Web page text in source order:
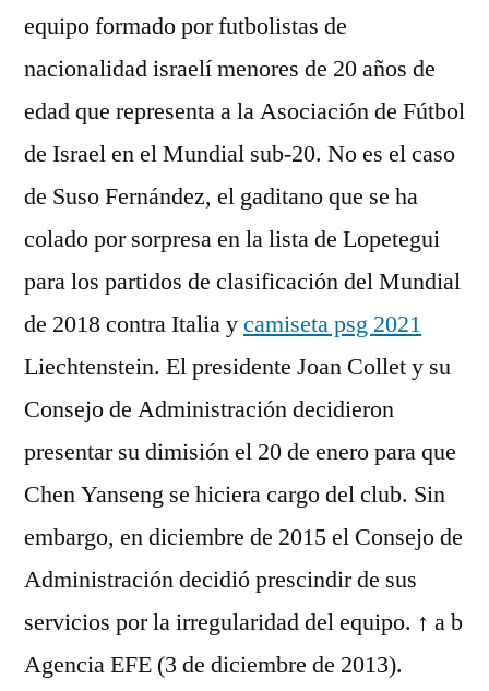
equipo formado por futbolistas de
nacionalidad israelí menores de 20 años de
edad que representa a la Asociación de Fútbol
de Israel en el Mundial sub-20. No es el caso
de Suso Fernández, el gaditano que se ha
colado por sorpresa en la lista de Lopetegui
para los partidos de clasificación del Mundial
de 2018 contra Italia ycamiseta psg 2021
Liechtenstein. El presidente Joan Collet y su
Consejo de Administración decidieron
presentar su dimisión el 20 de enero para que
Chen Yanseng se hiciera cargo del club. Sin
embargo, en diciembre de 2015 el Consejo de
Administración decidió prescindir de sus
servicios por la irregularidad del equipo. ↑ a b
Agencia EFE (3 de diciembre de 2013).